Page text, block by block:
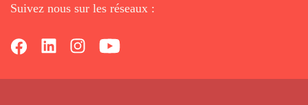
Suivez nous sur les réseaux :